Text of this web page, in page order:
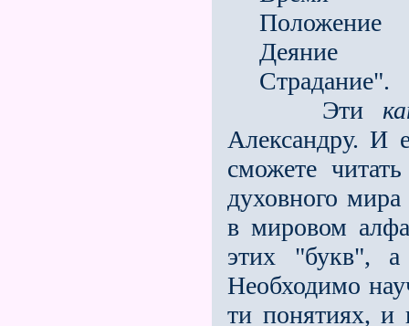
Положение
Деяние
Страдание".
Эти
Александру. И
сможете
духовного
в мировом
этих "букв", а
Необходимо
ти понятиях, и